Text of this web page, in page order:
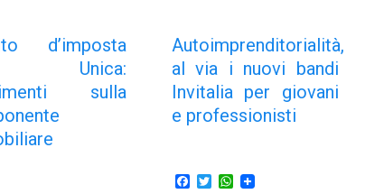
d’imposta
Unica:
sulla
Autoimprenditorialità,
al via i nuovi bandi
Invitalia per giovani
e professionisti
Facebook
TwitterWhatsApp